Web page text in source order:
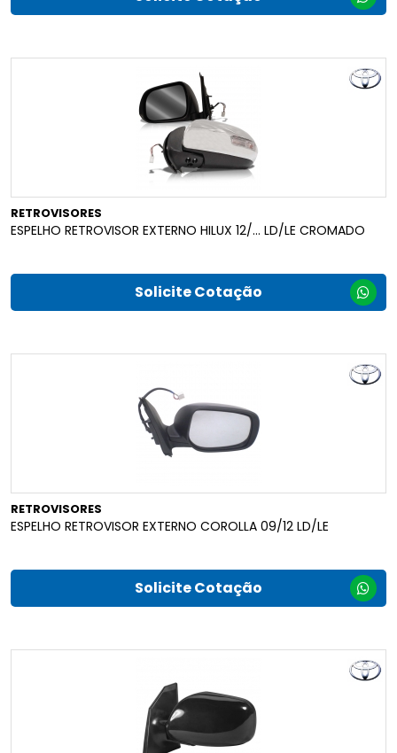
RETROVISORES
ESPELHO RETROVISOR EXTERNO HILUX 12/... LD/LE CROMADO
Solicite Cotação
RETROVISORES
ESPELHO RETROVISOR EXTERNO COROLLA 09/12 LD/LE
Solicite Cotação